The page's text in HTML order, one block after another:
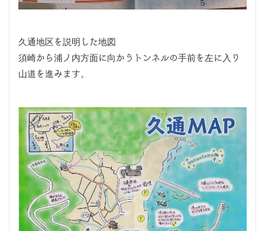
久通地区を説明した地図
須崎から浦ノ内方面に向かうトンネルの手前を左に入り
山道を進みます。